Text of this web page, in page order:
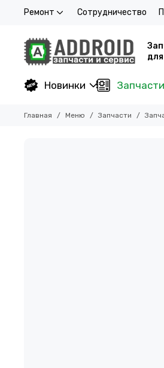
Ремонт Сотрудничество
Новинки Запчасти
Главная Меню Запчасти